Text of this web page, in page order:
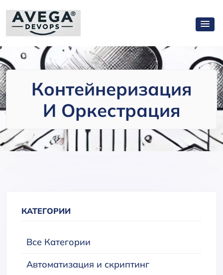
Контейнеризация
И Оркестрация
КАТЕГОРИИ
Все Категории
Автоматизация и скриптинг